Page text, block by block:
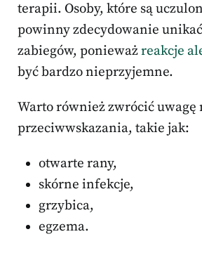
terapii. Osoby, które są
powinny zdecydowanie
zabiegów, ponieważreakcje
być bardzo nieprzyjemne.
Warto również zwrócić uwagę
przeciwwskazania, takie jak:
otwarte rany,
skórne infekcje,
grzybica,
egzema.